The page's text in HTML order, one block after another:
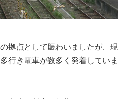
拠点として賑わいましたが、現
行き電車が数多く発着していま